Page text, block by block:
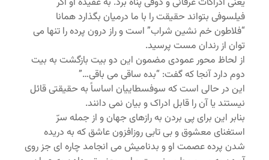
فیلسوفی بتواند حقیقت را با ما درمیان بگذارد همانا
“فلاطون خم نشین شراب” است و راز درون پرده را تنها می
توان از رندان مست پرسید.
از لحاظ محور عمودی مضمون این دو بیت بازگشت به بیت
دوم دارد آنجا که گفت: “بده ساقی می باقی…”
این در حالی است که سوفسطاییان اساساً به حقیقتی قائل
نیستند یا آن را قابل ادراک و بیان نمی دانند.
بنابر این برای پی بردن به رازهای جهان و از جمله سرّ
استغنای معشوق و بی تابی روزافزون عاشق که به دریده
شدن پرده عصمت او و بدنامیش می انجامد چاره ای جز روی